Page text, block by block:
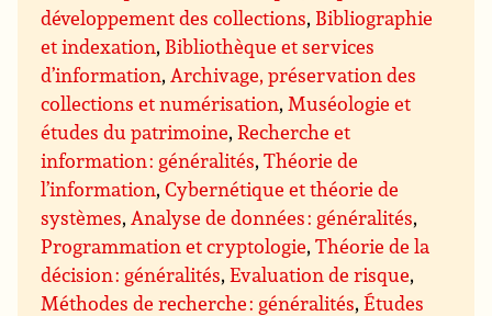
développement des collections, Bibliographie
et indexation, Bibliothèque et services
d’information,Archivage, préservation des
collections et numérisation,Muséologie et
études du patrimoine,Recherche et
information : généralités,Théorie de
l’information,Cybernétique et théorie de
systèmes,Analyse de données : généralités,
Programmation et cryptologie,Théorie de la
décision : généralités,Evaluation de risque,
Méthodes de recherche : généralités,Études